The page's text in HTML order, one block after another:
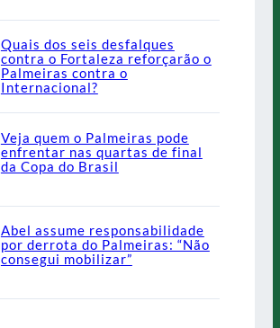
Quais dos seis desfalques
contra o Fortaleza reforçarão o
Palmeiras contra o
Internacional?
Veja quem o Palmeiras pode
enfrentar nas quartas de final
da Copa do Brasil
Abel assume responsabilidade
por derrota do Palmeiras: “Não
consegui mobilizar”